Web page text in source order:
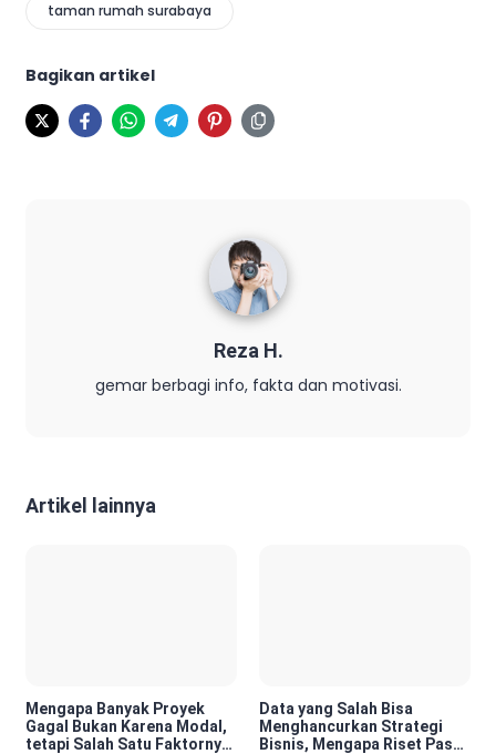
taman rumah surabaya
Bagikan artikel
Reza H.
gemar berbagi info, fakta dan motivasi.
Artikel lainnya
Mengapa Banyak Proyek
Gagal Bukan Karena Modal,
tetapi Salah Satu Faktornya
Data yang Salah Bisa
Menghancurkan Strategi
Bisnis, Mengapa Riset Pasar